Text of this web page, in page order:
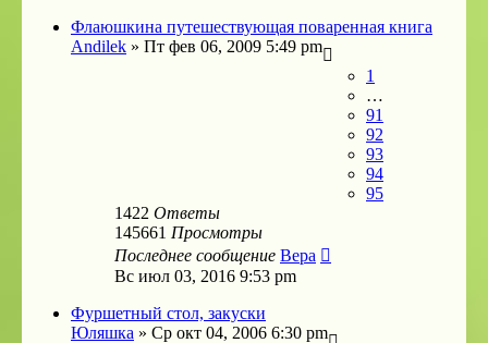
Флаюшкина путешествующая поваренная книга
Andilek » Пт фев 06, 2009 5:49 pm
1
…
91
92
93
94
95
1422 Ответы
145661 Просмотры
Последнее сообщение Bepa
Вс июл 03, 2016 9:53 pm
Фуршетный стол, закуски
Юляшка » Ср окт 04, 2006 6:30 pm